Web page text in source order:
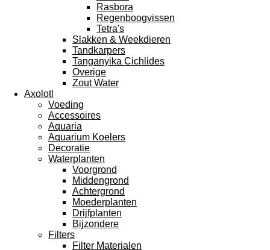
Rasbora
Regenboogvissen
Tetra's
Slakken & Weekdieren
Tandkarpers
Tanganyika Cichlides
Overige
Zout Water
Axolotl
Voeding
Accessoires
Aquaria
Aquarium Koelers
Decoratie
Waterplanten
Voorgrond
Middengrond
Achtergrond
Moederplanten
Drijfplanten
Bijzondere
Filters
Filter Materialen